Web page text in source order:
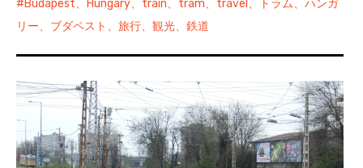
Budapest、Hungary、train、tram、travel、トラム、ハンガ
リー、ブダペスト、旅行、観光、鉄道